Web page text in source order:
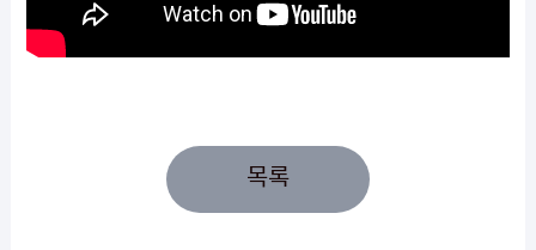
목록